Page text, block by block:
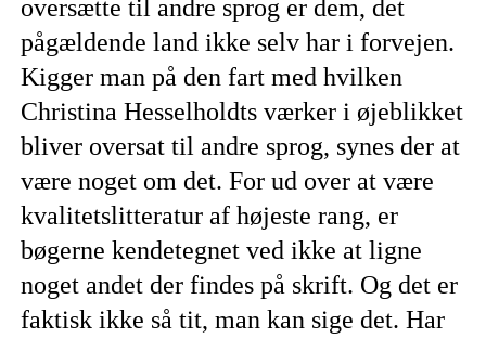
oversætte til andre sprog er dem, det
pågældende land ikke selv har i forvejen.
Kigger man på den fart med hvilken
Christina Hesselholdts værker i øjeblikket
bliver oversat til andre sprog, synes der at
være noget om det. For ud over at være
kvalitetslitteratur af højeste rang, er
bøgerne kendetegnet ved ikke at ligne
noget andet der findes på skrift. Og det er
faktisk ikke så tit, man kan sige det. Har